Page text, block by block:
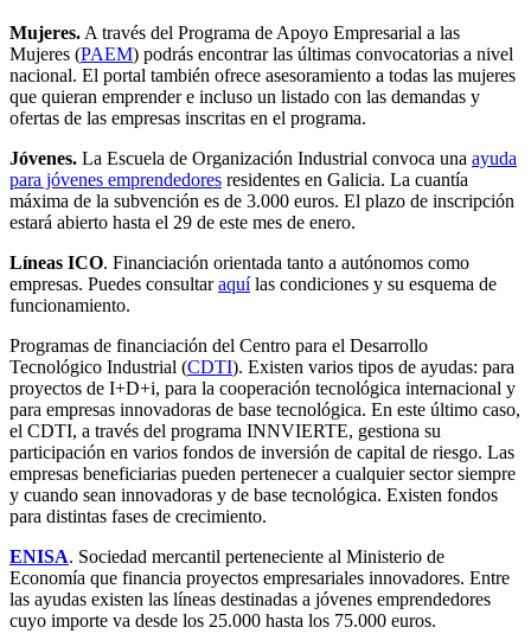
Mujeres. A través del Programa de Apoyo Empresarial a las
Mujeres (PAEM) podrás encontrar las últimas convocatorias a nivel
nacional. El portal también ofrece asesoramiento a todas las mujeres
que quieran emprender e incluso un listado con las demandas y
ofertas de las empresas inscritas en el programa.
Jóvenes. La Escuela de Organización Industrial convoca una ayuda
para jóvenes emprendedores residentes en Galicia. La cuantía
máxima de la subvención es de 3.000 euros. El plazo de inscripción
estará abierto hasta el 29 de este mes de enero.
Líneas ICO. Financiación orientada tanto a autónomos como
empresas. Puedes consultaraquílas condiciones y su esquema de
funcionamiento.
Programas de financiación del Centro para el Desarrollo
Tecnológico Industrial (CDTI). Existen varios tipos de ayudas: para
proyectos de I+D+i, para la cooperación tecnológica internacional y
para empresas innovadoras de base tecnológica. En este último caso,
el CDTI, a través del programa INNVIERTE, gestiona su
participación en varios fondos de inversión de capital de riesgo. Las
empresas beneficiarias pueden pertenecer a cualquier sector siempre
y cuando sean innovadoras y de base tecnológica. Existen fondos
para distintas fases de crecimiento.
ENISA. Sociedad mercantil perteneciente al Ministerio de
Economía que financia proyectos empresariales innovadores. Entre
las ayudas existen las líneas destinadas a jóvenes emprendedores
cuyo importe va desde los 25.000 hasta los 75.000 euros.